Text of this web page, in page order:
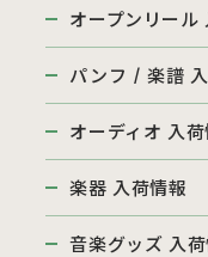
オープンリール
パンフ / 楽譜
オーディオ 入
楽器 入荷情報
音楽グッズ 入